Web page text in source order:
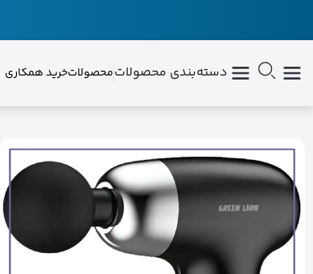
دسته‌بندی محصولاتمحصولاتخرید همکاری